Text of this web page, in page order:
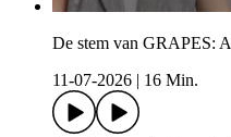
De stem van GRAPES:
11-07-2026
16 Min.